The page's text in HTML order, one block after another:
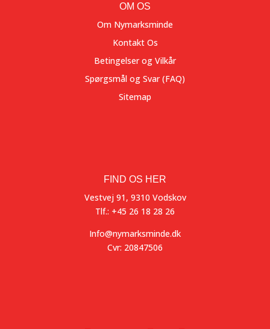
OM OS
Om Nymarksminde
Kontakt Os
Betingelser og Vilkår
Spørgsmål og Svar (FAQ)
Sitemap
FIND OS HER
Vestvej 91, 9310 Vodskov
Tlf.: +45 26 18 28 26
Info@nymarksminde.dk
Cvr: 20847506